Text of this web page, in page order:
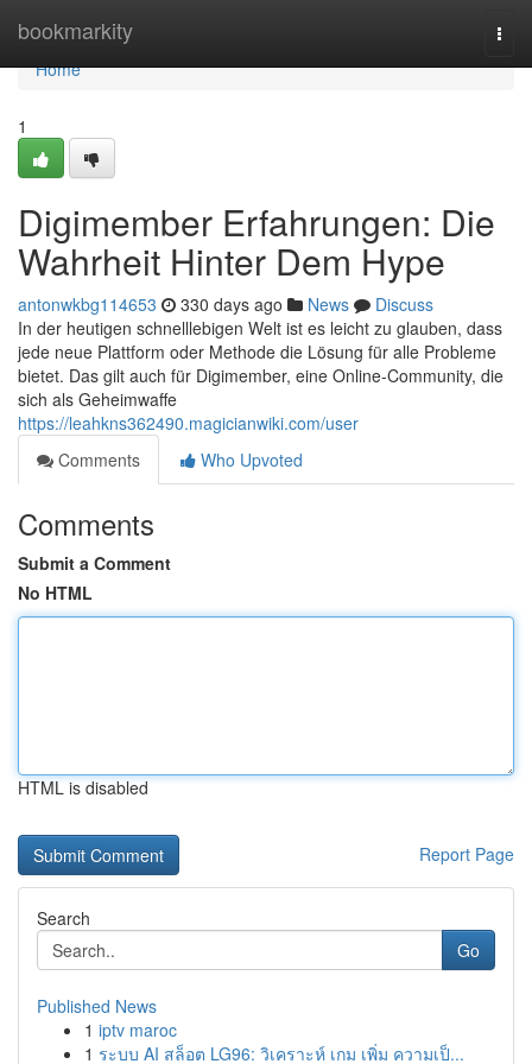
bookmarkity
Home
Home
1
Digimember Erfahrungen: Die
Wahrheit Hinter Dem Hype
antonwkbg114653 330 days ago News
Discuss
In der heutigen schnelllebigen Welt ist es leicht zu glauben, dass
jede neue Plattform oder Methode die Lösung für alle Probleme
bietet. Das gilt auch für Digimember, eine Online-Community, die
sich als Geheimwaffe
https://leahkns362490.magicianwiki.com/user
Comments
Who Upvoted
Comments
Submit a Comment
No HTML
HTML is disabled
Report Page
Search
Go
Published News
1 iptv maroc
1 ระบบ AI สล็อต LG96: วิเคราะห์ เกม เพิ่ม ความเป็...